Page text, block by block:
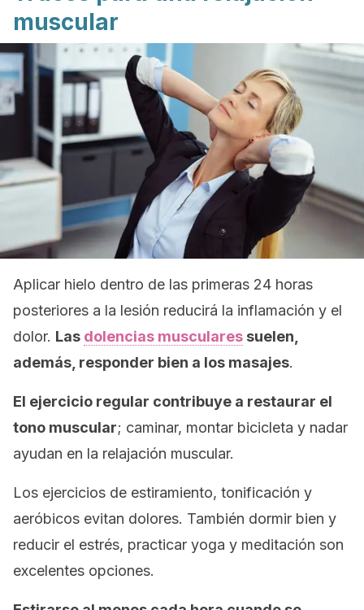
muscular
Aplicar hielo dentro de las primeras 24 horas
posteriores a la lesión reducirá la inflamación y el
dolor. Las dolencias musculares suelen,
además, responder bien a los masajes.
El ejercicio regular contribuye a restaurar el
tono muscular; caminar, montar bicicleta y nadar
ayudan en la relajación muscular.
Los ejercicios de estiramiento, tonificación y
aeróbicos evitan dolores. También dormir bien y
reducir el estrés, practicar yoga y meditación son
excelentes opciones.